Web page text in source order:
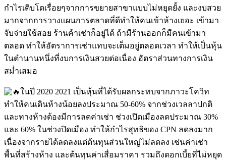
กำไรเติบโตเรื่อยๆจากการขยายสาขาแบบไม่หยุดยั้ง และงบสวย
มากจากการวางแผนการตลาดที่ดีทำให้คนเข้าห้างเยอะ เข้ามา
จับจ่ายใช้สอย ร้านค้าเช่าก็อยู่ได้ ถ้ามีร้านออกก็มีคนเข้ามา
ตลอด ทำให้อัตราการเช่าแทบจะเต็มอยู่ตลอดเวลา ทำให้เป็นหุ้น
ในตำนานหนึ่งที่งบการเงินสวยต่อเนื่อง อัตราส่วนทางการเงิน
สม่ำเสมอ
ในปี 2020 2021 เป็นหุ้นที่ได้รับผลกระทบจากภาวะโควิท
ทำให้คนเดินห้างน้อยลงประมาณ 50-60% จากช่วงเวลลาปกติ
และทางห้างต้องมีการลดค่าเช่า ช่วงเปิดเมืองลดประมาณ 30%
และ 60% ในช่วงปิดเมือง ทำให้กำไรสุทธิของ CPN ลดลงมาก
เนื่องจากรายได้ลดลงแต่ต้นทุนส่วนใหญ่ไม่ลดลง เช่นค่าเช่า
พื้นที่สร้างห้าง และต้นทุนค่าเสื่อมราคา รวมถึงดอกเบี้ยที่ไม่หยุด